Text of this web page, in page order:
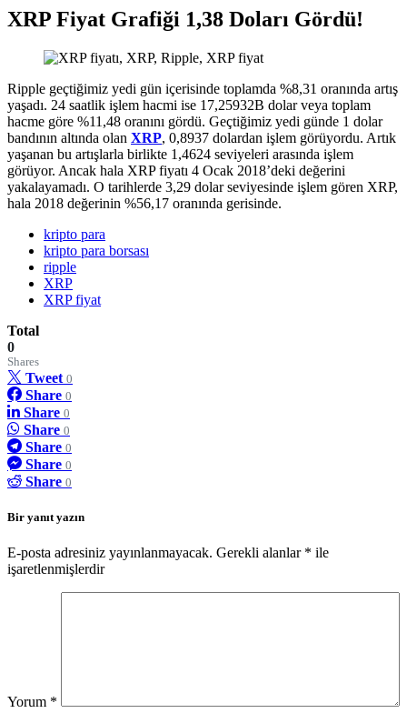
XRP Fiyat Grafiği 1,38 Doları Gördü!
Ripple geçtiğimiz yedi gün içerisinde toplamda %8,31 oranında artış
yaşadı. 24 saatlik işlem hacmi ise 17,25932B dolar veya toplam
hacme göre %11,48 oranını gördü. Geçtiğimiz yedi günde 1 dolar
bandının altında olan XRP, 0,8937 dolardan işlem görüyordu. Artık
yaşanan bu artışlarla birlikte 1,4624 seviyeleri arasında işlem
görüyor. Ancak hala XRP fiyatı 4 Ocak 2018’deki değerini
yakalayamadı. O tarihlerde 3,29 dolar seviyesinde işlem gören XRP,
hala 2018 değerinin %56,17 oranında gerisinde.
kripto para
kripto para borsası
ripple
XRP
XRP fiyat
Total
0
Shares
Tweet 0
Share 0
Share 0
Share 0
Share 0
Share 0
Share 0
Bir yanıt yazın
E-posta adresiniz yayınlanmayacak. Gerekli alanlar * ile
işaretlenmişlerdir
Yorum *